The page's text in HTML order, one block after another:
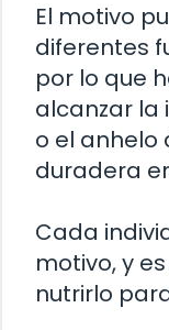
El motivo
diferentes
por lo que
alcanzar la
o el anhelo
duradera
Cada
motivo, y
nutrirlo